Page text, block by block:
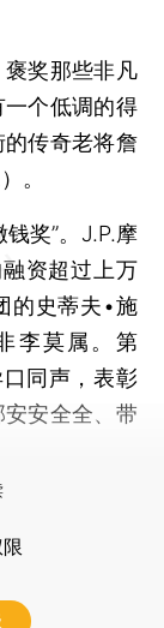
奖那些非凡
个低调的得
传奇老将詹
。
奖”。J.P.摩
资超过上万
的史蒂夫•施
李莫属。第
同声，表彰
安全全、带